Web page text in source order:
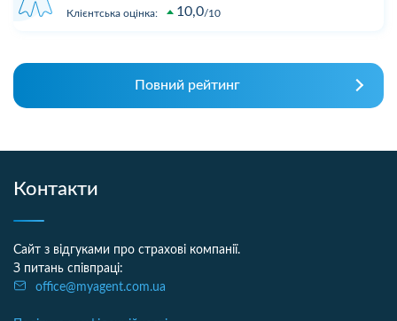
Клієнтська оцінка: 10,0 10
Повний рейтинг
Контакти
Сайт з відгуками про страхові компанії.
З питань співпраці:
office@myagent.com.ua